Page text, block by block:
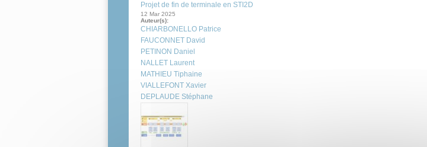
Projet de fin de terminale en STI2D
12 Mar 2025
Auteur(s):
CHIARBONELLO Patrice
FAUCONNET David
PETINON Daniel
NALLET Laurent
MATHIEU Tiphaine
VIALLEFONT Xavier
DEPLAUDE Stéphane